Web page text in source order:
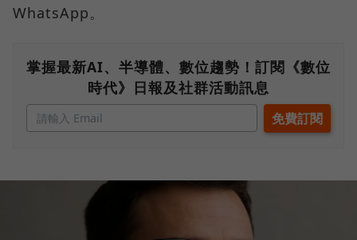
WhatsApp。
掌握最新AI、半導體、數位趨勢！訂閱《數位
時代》日報及社群活動訊息